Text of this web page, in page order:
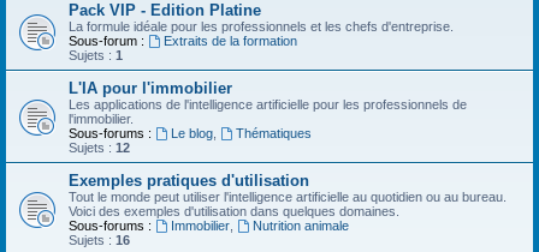
Pack VIP - Edition Platine
La formule idéale pour les professionnels et les chefs d'entreprise.
Sous-forum :
Extraits de la formation
Sujets : 1
L'IA pour l'immobilier
Les applications de l'intelligence artificielle pour les professionnels de
l'immobilier.
Sous-forums :
Le blog,
Thématiques
Sujets : 12
Exemples pratiques d'utilisation
Tout le monde peut utiliser l'intelligence artificielle au quotidien ou au bureau.
Voici des exemples d'utilisation dans quelques domaines.
Sous-forums :
Immobilier,
Nutrition animale
Sujets : 16